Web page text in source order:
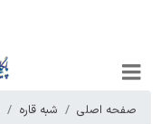
صفحه اصلی شبه قاره